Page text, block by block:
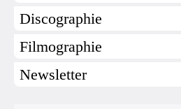
Discographie
Filmographie
Newsletter